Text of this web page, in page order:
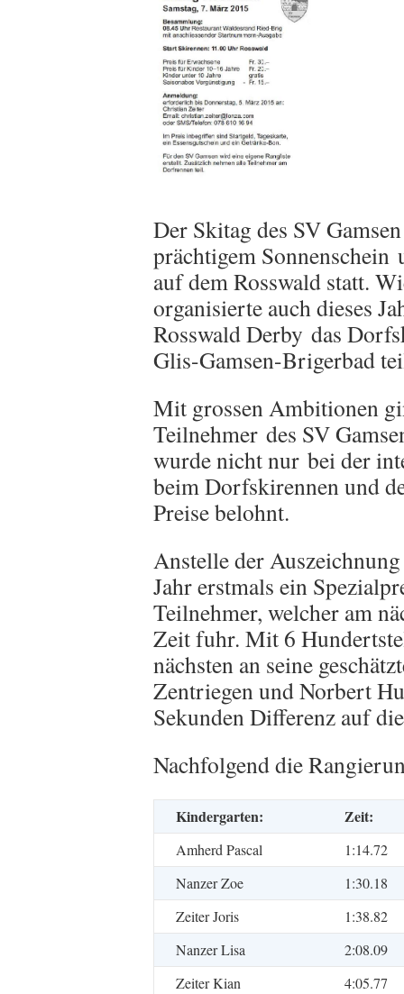
Der Skitag des SV
prächtigem
auf dem Rosswald statt.
organisierte auch dieses
Rosswald Derby das
Glis-Gamsen-Brigerbad
Mit grossen Ambitionen
Teilnehmer des SV
wurde nicht nur bei der
beim Dorfskirennen und
Preise belohnt.
Anstelle der
Jahr erstmals ein
Teilnehmer, welcher am
Zeit fuhr. Mit 6
nächsten an seine
Zentriegen und Norbert
Sekunden Differenz auf
Nachfolgend die
Kindergarten: Zeit:
Amherd Pascal
1:14.72
Nanzer Zoe
1:30.18
Zeiter Joris
1:38.82
Nanzer Lisa
2:08.09
Zeiter Kian
4:05.77